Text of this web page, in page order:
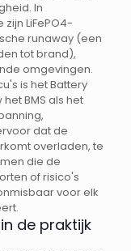
In
LiFePO4-
runaway (een
tot brand),
omgevingen.
is het Battery
BMS als het
dat de
overladen, te
die de
of risico's
voor elk
de praktijk